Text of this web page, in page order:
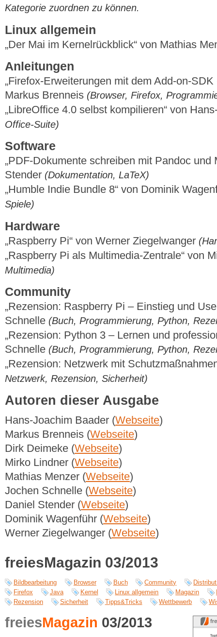
Kategorie zuordnen zu können.
Linux allgemein
„Der Mai im Kernelrückblick“ von Mathias
Anleitungen
„Firefox-Erweiterungen mit dem Add-on-
Markus Brenneis (Browser, Firefox,
„LibreOffice 4.0 selbst kompilieren“ von
Office-Suite)
Software
„PDF-Dokumente schreiben mit Pandoc und
Stender (Dokumentation, LaTeX)
„Humble Indie Bundle 8“ von Dominik
Spiele)
Hardware
„Raspberry Pi“ von Werner Ziegelwanger
„Raspberry Pi als Multimedia-Zentrale“ von
Multimedia)
Community
„Rezension: Raspberry Pi – Einstieg und
Schnelle (Buch, Programmierung, Python,
„Rezension: Python 3 – Lernen und
Schnelle (Buch, Programmierung, Python,
„Rezension: Netzwerk mit
Netzwerk, Rezension, Sicherheit)
Autoren dieser Ausgabe
Hans-Joachim Baader (Webseite)
Markus Brenneis (Webseite)
Dirk Deimeke (Webseite)
Mirko Lindner (Webseite)
Mathias Menzer (Webseite)
Jochen Schnelle (Webseite)
Daniel Stender (Webseite)
Dominik Wagenführ (Webseite)
Werner Ziegelwanger (Webseite)
freiesMagazin 03/2013
Bildbearbeitung Browser Buch Community
Firefox
Java Kernel Linux allgemein Magazin
Rezension
Sicherheit Tipps&Tricks Wettbewerb
freiesMagazin 03/2013